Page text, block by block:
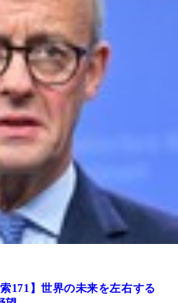
171】世界の未来を左右する